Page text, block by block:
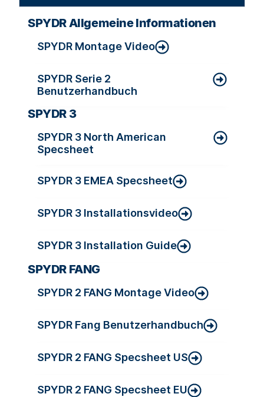
SPYDR Allgemeine Informationen
SPYDR Montage Video
SPYDR Serie 2
Benutzerhandbuch
SPYDR 3
SPYDR 3 North American
Specsheet
SPYDR 3 EMEA Specsheet
SPYDR 3 Installationsvideo
SPYDR 3 Installation Guide
SPYDR FANG
SPYDR 2 FANG Montage Video
SPYDR Fang Benutzerhandbuch
SPYDR 2 FANG Specsheet US
SPYDR 2 FANG Specsheet EU